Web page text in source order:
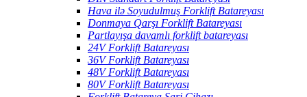
Hava ilə Soyudulmuş Forklift Batareyası
Donmaya Qarşı Forklift Batareyası
Partlayışa davamlı forklift batareyası
24V Forklift Batareyası
36V Forklift Batareyası
48V Forklift Batareyası
80V Forklift Batareyası